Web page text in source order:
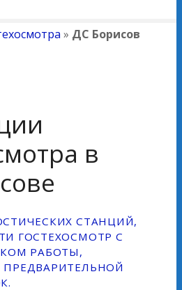
» ДС Борисов
в
СТАНЦИЙ,
ГОСТЕХОСМОТР С
РАБОТЫ,